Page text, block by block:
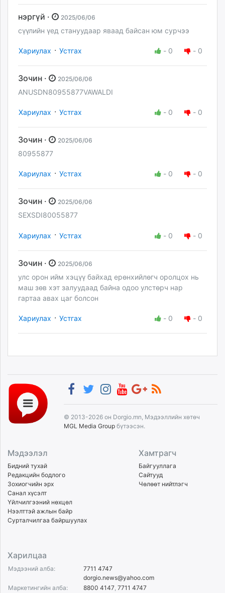
нэргүй · 2025/06/06
сүүлийн үед стануудаар яваад байсан юм сурчээ
Хариулах · Устгах - 0 - 0
Зочин · 2025/06/06
ANUSDN80955877VAWALDI
Хариулах · Устгах - 0 - 0
Зочин · 2025/06/06
80955877
Хариулах · Устгах - 0 - 0
Зочин · 2025/06/06
SEXSDI80055877
Хариулах · Устгах - 0 - 0
Зочин · 2025/06/06
улс орон ийм хэцүү байхад ерөнхийлөгч оролцох нь
маш зөв хэт залуудаад байна одоо улстөрч нар
гартаа авах цаг болсон
Хариулах · Устгах - 0 - 0
© 2013-2026 он Dorgio.mn, Мэдээллийн хөтөч
MGL Media Group бүтээсэн.
Мэдээлэл
Бидний тухай
Редакцийн бодлого
Зохиогчийн эрх
Санал хүсэлт
Үйлчилгээний нөхцөл
Нээлттэй ажлын байр
Сурталчилгаа байршуулах
Хамтрагч
Байгууллага
Сайтууд
Чөлөөт нийтлэгч
Харилцаа
Мэдээний алба:
7711 4747
dorgio.news@yahoo.com
Маркетингийн алба:
8800 4147 7711 4747